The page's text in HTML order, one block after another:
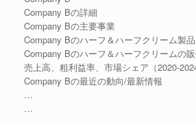
Company Bの詳細
Company Bの主要事業
Company Bのハーフ＆ハーフクリーム製
Company Bのハーフ＆ハーフクリームの販
売上高、粗利益率、市場シェア（2020-2024
Company Bの最近の動向/最新情報
…
…